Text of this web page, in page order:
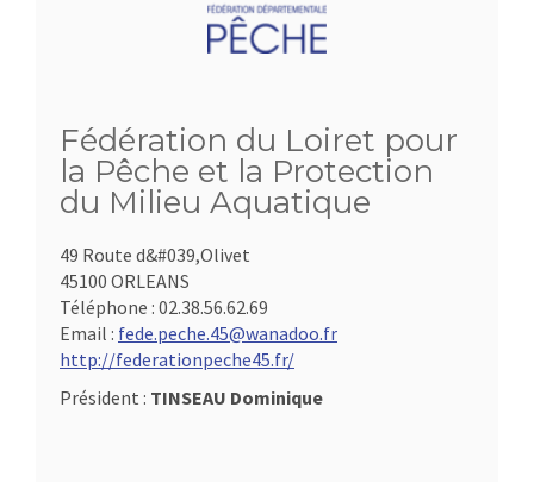
Fédération du Loiret pour
la Pêche et la Protection
du Milieu Aquatique
49 Route d&#039,Olivet
45100 ORLEANS
Téléphone : 02.38.56.62.69
Email : fede.peche.45@wanadoo.fr
http://federationpeche45.fr/
Président : TINSEAU Dominique